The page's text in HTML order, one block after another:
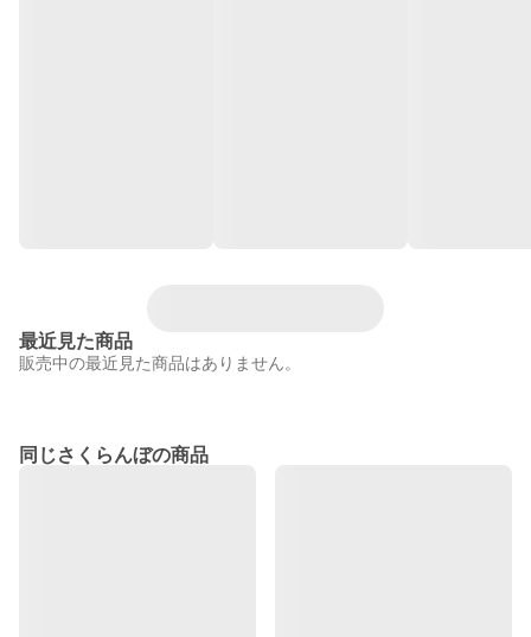
最近見た商品
販売中の最近見た商品はありません。
同じさくらんぼの商品